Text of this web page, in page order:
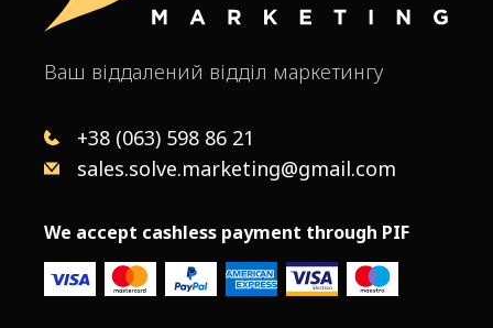
Ваш віддалений відділ маркетингу
+38 (063) 598 86 21
sales.solve.marketing@gmail.com
We accept cashless payment through PIF